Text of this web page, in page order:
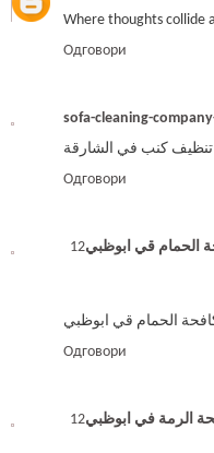
Where thoughts collide
Одговори
sofa-cleaning-
كنب في الشارقة
Одговори
الحمام قي ابوظبي
الحمام قي ابوظبي
Одговори
الرمة في ابوظبي